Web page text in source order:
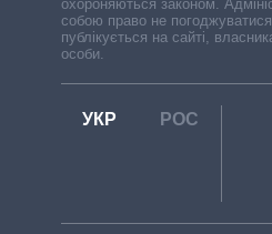
охороняються законом.
собою право не
публікується на сайті,
особи.
УКР РОС